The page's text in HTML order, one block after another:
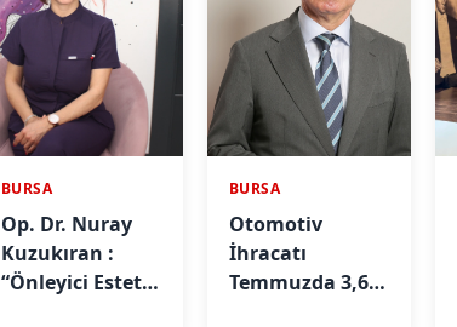
BURSA
Op. Dr. Nuray
Kuzukıran :
“Önleyici Estetik
BURSA
Otomotiv
İhracatı
Temmuzda 3,6